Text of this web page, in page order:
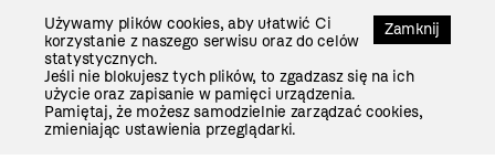
Zamknij
Używamy plików cookies, aby ułatwić Ci
korzystanie z naszego serwisu oraz do celów
statystycznych.
Jeśli nie blokujesz tych plików, to zgadzasz się na ich
użycie oraz zapisanie w pamięci urządzenia.
Pamiętaj, że możesz samodzielnie zarządzać cookies,
zmieniając ustawienia przeglądarki.